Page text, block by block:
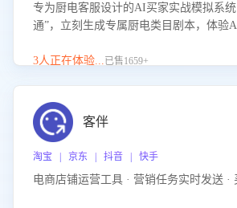
专为厨电客服设计的AI买家实战模拟系
通”，立刻生成专属厨电类目剧本，体验
实场景应对技巧！
3人正在体验...已售1659+
客伴
淘宝 | 京东 | 抖音 | 快手
电商店铺运营工具 · 营销任务实时发送 ·